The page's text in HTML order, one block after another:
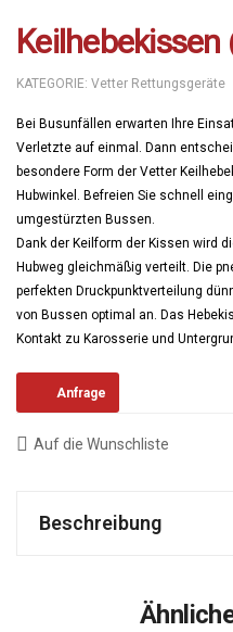
Keilhebekissen
KATEGORIE: Vetter Rettungsgeräte
Bei Busunfällen erwarten Ihre
Verletzte auf einmal. Dann
besondere Form der Vetter
Hubwinkel. Befreien Sie schnell
umgestürzten Bussen.
Dank der Keilform der Kissen wird
Hubweg gleichmäßig verteilt. Die
perfekten Druckpunktverteilung
von Bussen optimal an. Das
Kontakt zu Karosserie und
Anfrage
Auf die Wunschliste
Beschreibung